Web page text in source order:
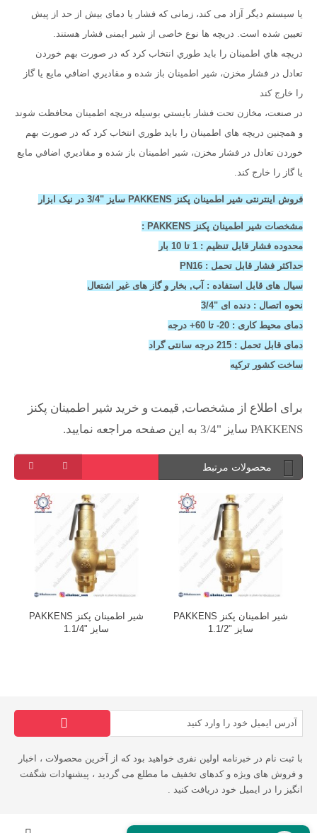
یا سیستم دیگر آزاد می کند، زمانی که فشار یا دمای بیش از حد از پیش
تعیین شده است. دریچه ها نوع خاصی از شیر ایمنی فشار هستند.
دريچه هاي اطمينان را بايد طوري انتخاب كرد كه در صورت بهم خوردن
تعادل در فشار مخزن، شير اطمينان باز شده و مقاديري اضافي مايع يا گاز
را خارج كند
در صنعت، مخازن تحت فشار بايستي بوسيله دريچه اطمينان محافظت شوند
و همچنین دريچه هاي اطمينان را بايد طوري انتخاب كرد كه در صورت بهم
خوردن تعادل در فشار مخزن، شير اطمينان باز شده و مقاديري اضافي مايع
يا گاز را خارج كند.
فروش اینترنتی شیر اطمینان پکنز PAKKENS سایز "3/4 در نیک ابزار
مشخصات شیر اطمینان پکنز PAKKENS :
محدوده فشار قابل تنظیم : 1 تا 10 بار
حداکثر فشار قابل تحمل : PN16
سیال های قابل استفاده : آب, بخار و گاز های غیر اشتعال
نحوه اتصال : دنده ای "3/4
دمای محیط کاری : 20- تا 60+ درجه
دمای قابل تحمل : 215 درجه سانتی گراد
ساخت کشور ترکیه
برای اطلاع از مشخصات, قیمت و خرید شیر اطمینان پکنز
PAKKENS سایز "3/4 به این صفحه مراجعه نمایید.
محصولات مرتبط
شیر اطمینان پکنز PAKKENS
سایز "1.1/4
شیر اطمینان پکنز PAKKENS
سایز "1.1/2
با ثبت نام در خبرنامه اولین نفری خواهید بود که از آخرین محصولات ، اخبار
و فروش های ویژه و کدهای تخفیف ما مطلع می گردید ، پیشنهادات شگفت
انگیز را در ایمیل خود دریافت کنید .